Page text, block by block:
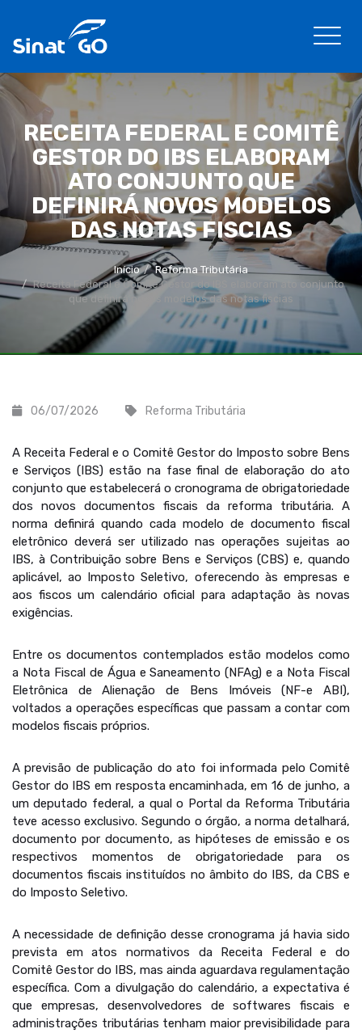
RECEITA FEDERAL E COMITÊ
GESTOR DO IBS ELABORAM
ATO CONJUNTO QUE
DEFINIRÁ NOVOS MODELOS
DAS NOTAS FISCIAS
Início
Reforma Tributária
Receita Federal e Comitê Gestor do IBS elaboram ato conjunto
que definirá novos modelos das notas fiscias
06/07/2026 Reforma Tributária
A Receita Federal e o Comitê Gestor do Imposto sobre Bens
e Serviços (IBS) estão na fase final de elaboração do ato
conjunto que estabelecerá o cronograma de obrigatoriedade
dos novos documentos fiscais da reforma tributária. A
norma definirá quando cada modelo de documento fiscal
eletrônico deverá ser utilizado nas operações sujeitas ao
IBS, à Contribuição sobre Bens e Serviços (CBS) e, quando
aplicável, ao Imposto Seletivo, oferecendo às empresas e
aos fiscos um calendário oficial para adaptação às novas
exigências.
Entre os documentos contemplados estão modelos como
a Nota Fiscal de Água e Saneamento (NFAg) e a Nota Fiscal
Eletrônica de Alienação de Bens Imóveis (NF-e ABI),
voltados a operações específicas que passam a contar com
modelos fiscais próprios.
A previsão de publicação do ato foi informada pelo Comitê
Gestor do IBS em resposta encaminhada, em 16 de junho, a
um deputado federal, a qual o Portal da Reforma Tributária
teve acesso exclusivo. Segundo o órgão, a norma detalhará,
documento por documento, as hipóteses de emissão e os
respectivos momentos de obrigatoriedade para os
documentos fiscais instituídos no âmbito do IBS, da CBS e
do Imposto Seletivo.
A necessidade de definição desse cronograma já havia sido
prevista em atos normativos da Receita Federal e do
Comitê Gestor do IBS, mas ainda aguardava regulamentação
específica. Com a divulgação do calendário, a expectativa é
que empresas, desenvolvedores de softwares fiscais e
administrações tributárias tenham maior previsibilidade para